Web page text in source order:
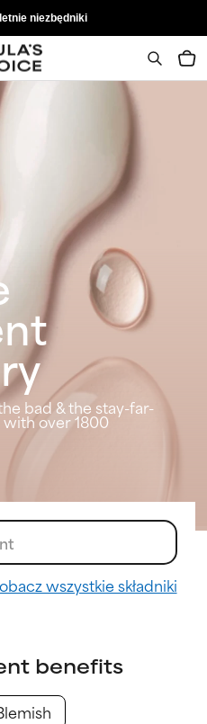
niezbędniki
bad & the stay-far-
over 1800
wszystkie składniki
benefits